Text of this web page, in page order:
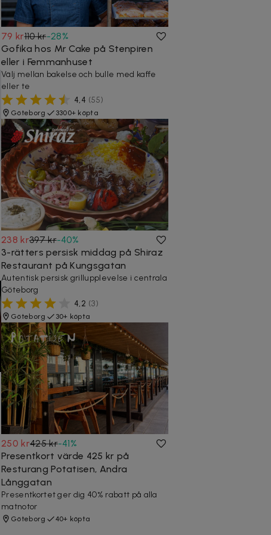
79 kr110 kr-28%
Gofika hos Mr Cake på Stenpiren
eller i Femmanhuset
Välj mellan bakelse och bulle med kaffe
eller te
4,4 (55)
Göteborg 3300+ köpta
238 kr397 kr-40%
3-rätters persisk middag på Shiraz
Restaurant på Kungsgatan
Autentisk persisk grillupplevelse i centrala
Göteborg
4,2 (3)
Göteborg 30+ köpta
250 kr425 kr-41%
Presentkort värde 425 kr på
Resturang Potatisen, Andra
Långgatan
Presentkortet ger dig 40% rabatt på alla
matnotor
Göteborg 40+ köpta